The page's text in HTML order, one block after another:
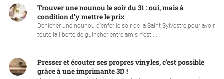
Trouver une nounou le soir du 31 : oui, mais à
condition d'y mettre le prix
Dénicher une nounou d'enfer le soir de la Saint-Sylvestre pour avoir
toute la liberté de guincher entre amis n'est ...
Presser et écouter ses propres vinyles, c'est possible
grâce à une imprimante 3D !